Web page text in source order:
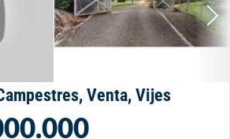
Venta, Vijes